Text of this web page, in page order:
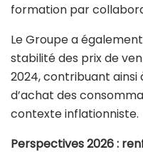
formation par
Le Groupe a
stabilité des prix de
2024, contribuant
d’achat des
contexte inflationniste.
Perspectives 2026 :